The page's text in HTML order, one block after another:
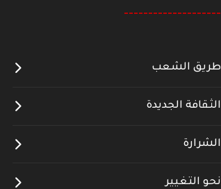
--------------------
طريق الشعب
الثقافة الجديدة
الشرارة
نحو التغيير